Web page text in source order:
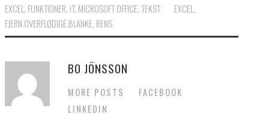
EXCEL, FUNKTIONER, IT, MICROSOFT OFFICE, TEKST EXCEL,
FJERN.OVERFLØDIGE.BLANKE, RENS
BO JÖNSSON
MORE POSTS
FACEBOOK
LINKEDIN